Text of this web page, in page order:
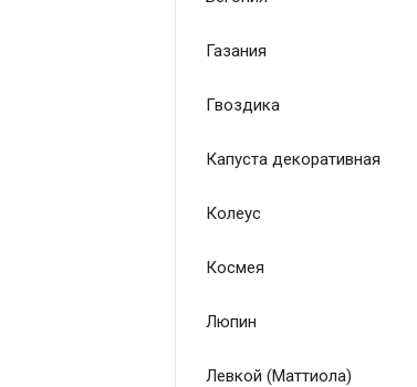
Газания
Гвоздика
Капуста декоративная
Колеус
Космея
Люпин
Левкой (Маттиола)